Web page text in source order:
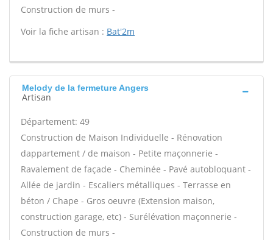
Construction de murs -
Voir la fiche artisan : Bat'2m
Melody de la fermeture Angers
Artisan
Département: 49
Construction de Maison Individuelle - Rénovation
dappartement / de maison - Petite maçonnerie -
Ravalement de façade - Cheminée - Pavé autobloquant -
Allée de jardin - Escaliers métalliques - Terrasse en
béton / Chape - Gros oeuvre (Extension maison,
construction garage, etc) - Surélévation maçonnerie -
Construction de murs -